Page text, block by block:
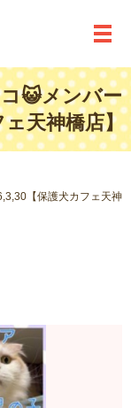
メ
😺メンバー
天神橋店】
【保護犬カフェ天神